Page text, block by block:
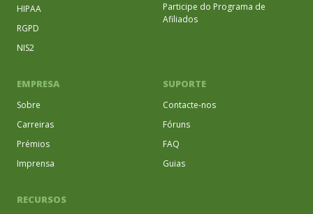
HIPAA
RGPD
NIS2
Participe do Programa de
Afiliados
EMPRESA
Sobre
Carreiras
Prémios
Imprensa
SUPORTE
Contacte-nos
Fóruns
FAQ
Guias
RECURSOS